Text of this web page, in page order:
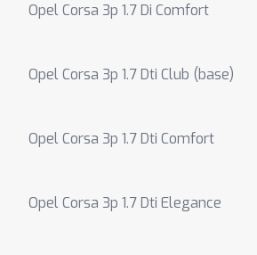
Opel Corsa 3p 1.7 Di Comfort
Opel Corsa 3p 1.7 Dti Club (base)
Opel Corsa 3p 1.7 Dti Comfort
Opel Corsa 3p 1.7 Dti Elegance